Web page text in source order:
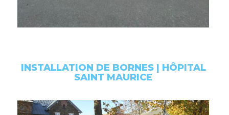
INSTALLATION DE BORNES | HÔPITAL
SAINT MAURICE